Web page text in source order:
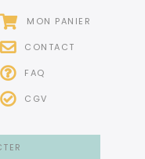
MON PANIER
CONTACT
FAQ
CGV